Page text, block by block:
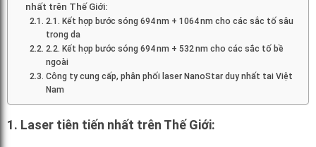
nhất trên Thế Giới:
2.1. Kết hợp bước sóng 694 nm + 1064 nm cho các sắc tố sâu
trong da
2.2. Kết hợp bước sóng 694 nm + 532 nm cho các sắc tố bề
ngoài
Công ty cung cấp, phân phối laser NanoStar duy nhất tai Việt
Nam
1. Laser tiên tiến nhất trên Thế Giới: